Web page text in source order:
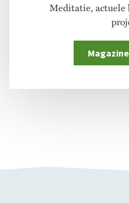
Meditatie, actuele